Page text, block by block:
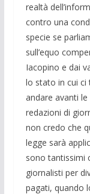
realtà
contro una
specie se
sull’equo
Iacopino e dai
lo stato in cui
andare avanti
redazioni di
non credo che
legge sarà
sono tantissimi
giornalisti per
pagati, quando